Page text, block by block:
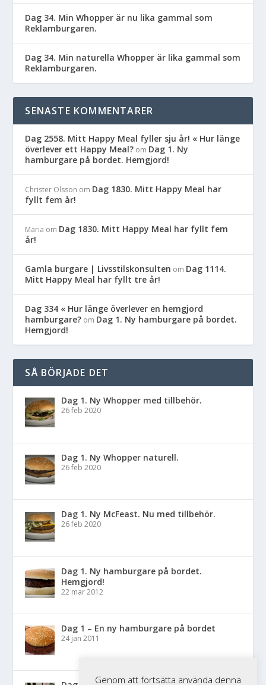
Dag 34. Min Whopper är nu lika gammal som
Reklamburgaren.
Dag 34. Min naturella Whopper är lika gammal som
Reklamburgaren.
SENASTE KOMMENTARER
Dag 2558. Mitt Happy Meal fyller sju år! « Hur länge
överlever ett Happy Meal? om Dag 1. Ny
hamburgare på bordet. Hemgjord!
Christer Olsson om Dag 1830. Mitt Happy Meal har
fyllt fem år!
Maria om Dag 1830. Mitt Happy Meal har fyllt fem
år!
Gamla burgare | Livsstilskonsulten om Dag 1114.
Mitt Happy Meal har fyllt tre år!
Dag 334 « Hur länge överlever en hemgjord
hamburgare? om Dag 1. Ny hamburgare på bordet.
Hemgjord!
SÅ BÖRJADE DET
Dag 1. Ny Whopper med tillbehör.
26 feb 2020
Dag 1. Ny Whopper naturell.
26 feb 2020
Dag 1. Ny McFeast. Nu med tillbehör.
26 feb 2020
Dag 1. Ny hamburgare på bordet.
Hemgjord!
22 mar 2012
Dag 1 – En ny hamburgare på bordet
24 jan 2011
Genom att fortsätta använda denna